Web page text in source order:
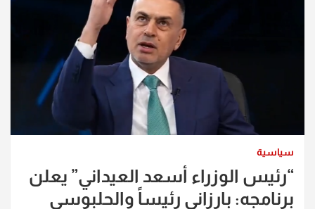
سياسية
“رئيس الوزراء أسعد العيداني” يعلن
برنامجه: بارزاني رئيساً والحلبوسي